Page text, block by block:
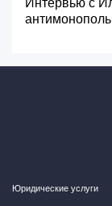
Интервью с
Юридические услуги